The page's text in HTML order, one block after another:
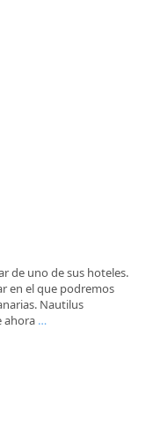
de uno de sus hoteles.
en el que podremos
Nautilus
ahora …